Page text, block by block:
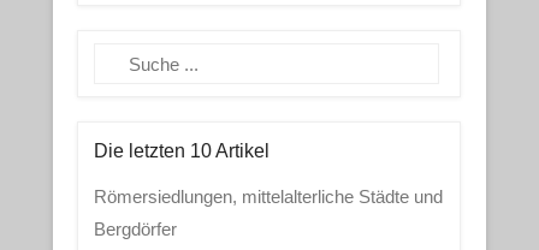
Search
Die letzten 10 Artikel
Römersiedlungen, mittelalterliche Städte und
Bergdörfer